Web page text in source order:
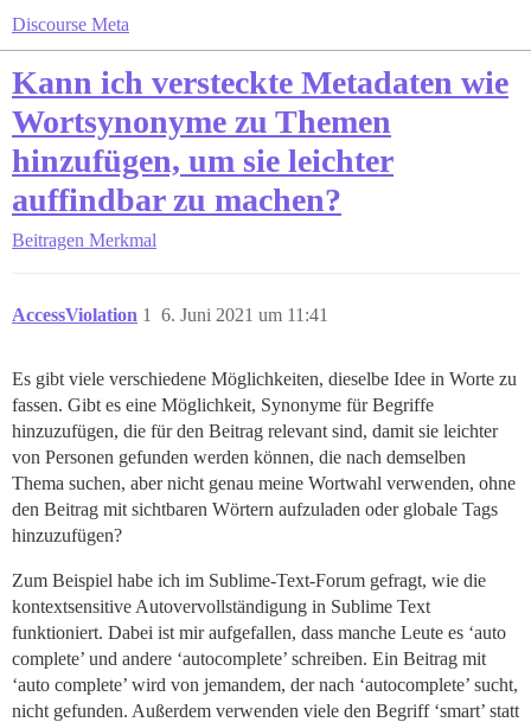
Discourse Meta
Kann ich versteckte Metadaten wie
Wortsynonyme zu Themen
hinzufügen, um sie leichter
auffindbar zu machen?
Beitragen Merkmal
AccessViolation 6. Juni 2021 um 11:41
1
Es gibt viele verschiedene Möglichkeiten, dieselbe Idee in Worte zu
fassen. Gibt es eine Möglichkeit, Synonyme für Begriffe
hinzuzufügen, die für den Beitrag relevant sind, damit sie leichter
von Personen gefunden werden können, die nach demselben
Thema suchen, aber nicht genau meine Wortwahl verwenden, ohne
den Beitrag mit sichtbaren Wörtern aufzuladen oder globale Tags
hinzuzufügen?
Zum Beispiel habe ich im Sublime-Text-Forum gefragt, wie die
kontextsensitive Autovervollständigung in Sublime Text
funktioniert. Dabei ist mir aufgefallen, dass manche Leute es ‘auto
complete’ und andere ‘autocomplete’ schreiben. Ein Beitrag mit
‘auto complete’ wird von jemandem, der nach ‘autocomplete’ sucht,
nicht gefunden. Außerdem verwenden viele den Begriff ‘smart’ statt